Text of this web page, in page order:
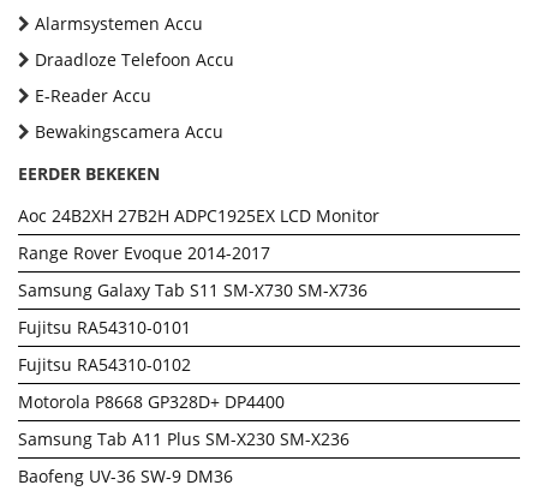
Alarmsystemen Accu
Draadloze Telefoon Accu
E-Reader Accu
Bewakingscamera Accu
EERDER BEKEKEN
Aoc 24B2XH 27B2H ADPC1925EX LCD Monitor
Range Rover Evoque 2014-2017
Samsung Galaxy Tab S11 SM-X730 SM-X736
Fujitsu RA54310-0101
Fujitsu RA54310-0102
Motorola P8668 GP328D+ DP4400
Samsung Tab A11 Plus SM-X230 SM-X236
Baofeng UV-36 SW-9 DM36